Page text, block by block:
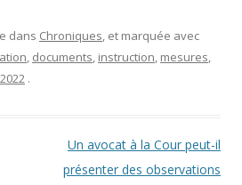
dans Chroniques, et marquée avec
, documents, instruction, mesures,
.
Un avocat à la Cour peut-il
présenter des observations